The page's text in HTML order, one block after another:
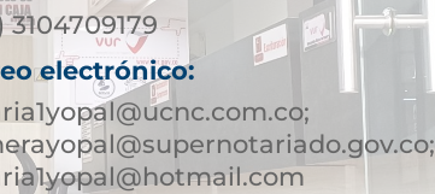
3104709179
electrónico: